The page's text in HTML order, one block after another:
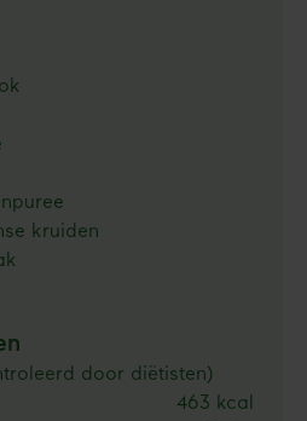
kruiden
door diëtisten)
463 kcal